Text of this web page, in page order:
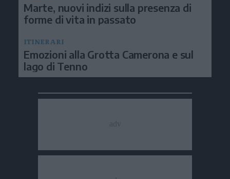
Marte, nuovi indizi sulla presenza di
forme di vita in passato
ITINERARI
Emozioni alla Grotta Camerona e sul
lago di Tenno